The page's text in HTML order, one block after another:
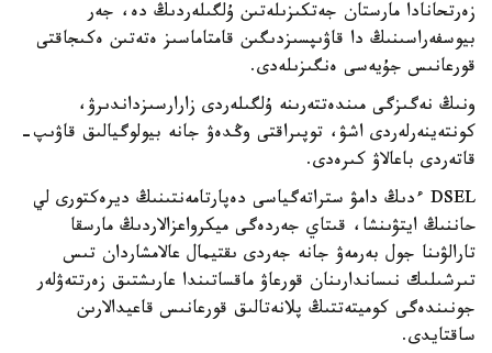
زەرتحانادا مارستان جەتكىزىلەتىن ۇلگىلەردىڭ دە، جەر
بيوسفەراسىنىڭ دا قاۋىپسىزدىگىن قامتاماسىز ەتەتىن ەكىجاقتى
قورعانىس جۇيەسى ەنگىزىلەدى.
ونىڭ نەگىزگى مىندەتتەرىنە ۇلگىلەردى زارارسىزداندىرۋ،
كونتەينەرلەردى اشۋ، توپىراقتى وڭدەۋ جانە بيولوگيالىق قاۋىپ-
قاتەردى باعالاۋ كىرەدى.
DSEL ءدىڭ دامۋ ستراتەگياسى دەپارتامەنتىنىڭ ديرەكتورى لي
حاننىڭ ايتۋىنشا، قىتاي جەردەگى ميكرواعزالاردىڭ مارسقا
تارالۋىنا جول بەرمەۋ جانە جەردى ىقتيمال عالامشاردان تىس
تىرشىلىك نىساندارىنان قورعاۋ ماقساتىندا عارىشتىق زەرتتەۋلەر
جونىندەگى كوميتەتتىڭ پلانەتالىق قورعانىس قاعيدالارىن
ساقتايدى.